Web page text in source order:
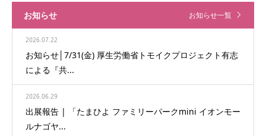
お知らせ お知らせ一覧
2026.07.22
お知らせ│7/31(金) 厚生労働省トモイクプロジェクト有志
による『共...
2026.06.29
出展報告 | 「たまひよ ファミリーパークmini イオンモー
ルナゴヤ...